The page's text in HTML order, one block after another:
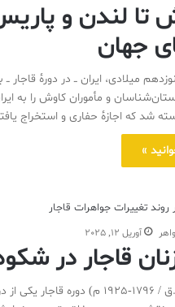
تا لندن و
جهان
میلادی، ایران ــ در دورهٔ قاجار
و مأموران کاوش را به
شد که اجازهٔ حفاری و استخراج
»
آوریل 12, 2025
قاجار در
(۱۲۱۰-۱۳۰۴ ه‍.ق / ۱۷۹۶-۱۹۲۵